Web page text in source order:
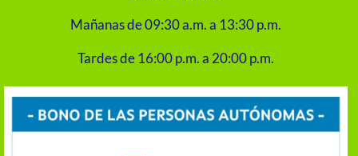
Mañanas de 09:30 a.m. a 13:30 p.m.
Tardes de 16:00 p.m. a 20:00 p.m.